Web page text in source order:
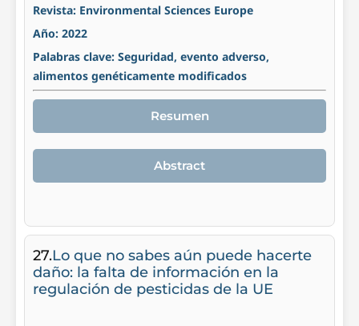
Revista: Environmental Sciences Europe
Año: 2022
Palabras clave: Seguridad, evento adverso,
alimentos genéticamente modificados
Resumen
Abstract
27.Lo que no sabes aún puede hacerte
daño: la falta de información en la
regulación de pesticidas de la UE